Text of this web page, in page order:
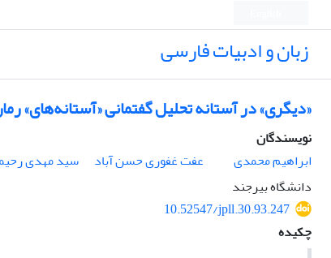
زبان و ادبیات فارسی
«دیگری» در آستانه تحلیل گفتمانی «آستانه‌های»
نویسندگان
ابراهیم محمدی
عفت غفوری حسن آباد سید مهدی
دانشگاه بیرجند
10.52547/jpll.30.93.247
چکیده